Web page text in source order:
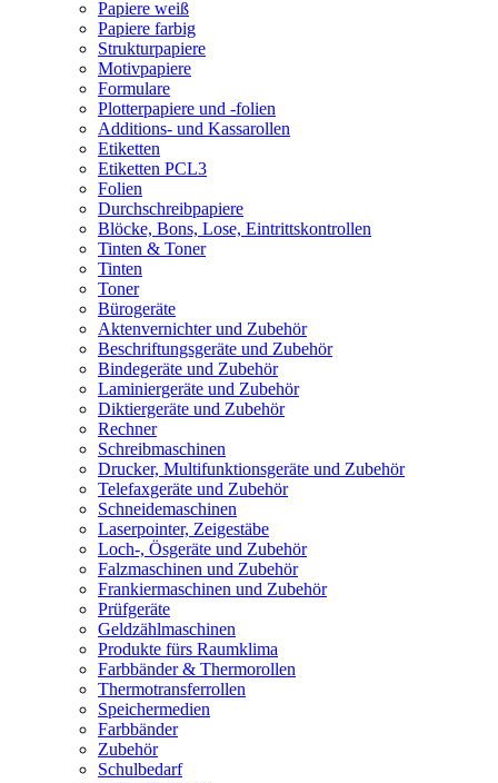
Papiere weiß
Papiere farbig
Strukturpapiere
Motivpapiere
Formulare
Plotterpapiere und -folien
Additions- und Kassarollen
Etiketten
Etiketten PCL3
Folien
Durchschreibpapiere
Blöcke, Bons, Lose, Eintrittskontrollen
Tinten & Toner
Tinten
Toner
Bürogeräte
Aktenvernichter und Zubehör
Beschriftungsgeräte und Zubehör
Bindegeräte und Zubehör
Laminiergeräte und Zubehör
Diktiergeräte und Zubehör
Rechner
Schreibmaschinen
Drucker, Multifunktionsgeräte und Zubehör
Telefaxgeräte und Zubehör
Schneidemaschinen
Laserpointer, Zeigestäbe
Loch-, Ösgeräte und Zubehör
Falzmaschinen und Zubehör
Frankiermaschinen und Zubehör
Prüfgeräte
Geldzählmaschinen
Produkte fürs Raumklima
Farbbänder & Thermorollen
Thermotransferrollen
Speichermedien
Farbbänder
Zubehör
Schulbedarf